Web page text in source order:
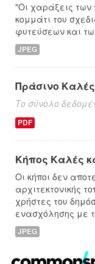
"Οι χαράξεις
κομμάτι του
φυτεύσεων και
JPEG
Πράσινο Καλές
Το σύνολο
PDF
Κήπος Καλές
Οι κήποι δεν
αρχιτεκτονικής
χρήστες του
ενασχόλησης με
JPEG